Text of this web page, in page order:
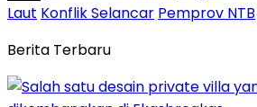
Laut Konflik Selancar Pemprov NTB
Berita Terbaru